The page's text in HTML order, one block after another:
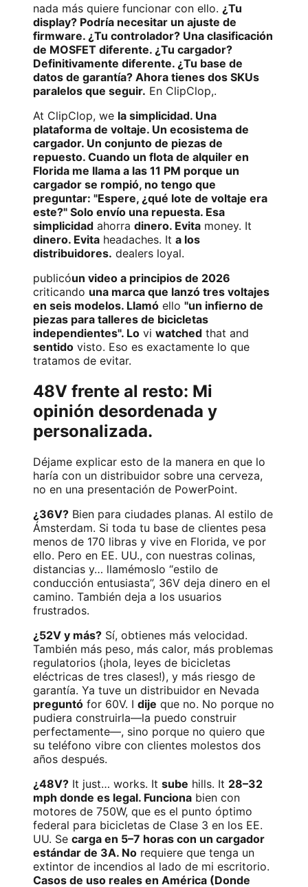
nada más quiere funcionar con ello. ¿Tu
display? Podría necesitar un ajuste de
firmware. ¿Tu controlador? Una clasificación
de MOSFET diferente. ¿Tu cargador?
Definitivamente diferente. ¿Tu base de
datos de garantía? Ahora tienes dos SKUs
paralelos que seguir. En ClipClop,.
At ClipClop, we la simplicidad. Una
plataforma de voltaje. Un ecosistema de
cargador. Un conjunto de piezas de
repuesto. Cuando un flota de alquiler en
Florida me llama a las 11 PM porque un
cargador se rompió, no tengo que
preguntar: "Espere, ¿qué lote de voltaje era
este?" Solo envío una repuesta. Esa
simplicidad ahorra dinero. Evita money. It
dinero. Evita headaches. It a los
distribuidores. dealers loyal.
publicóun video a principios de 2026
criticando una marca que lanzó tres voltajes
en seis modelos. Llamó ello "un infierno de
piezas para talleres de bicicletas
independientes". Lo vi watched that and
sentido visto. Eso es exactamente lo que
tratamos de evitar.
48V frente al resto: Mi
opinión desordenada y
personalizada.
Déjame explicar esto de la manera en que lo
haría con un distribuidor sobre una cerveza,
no en una presentación de PowerPoint.
¿36V? Bien para ciudades planas. Al estilo de
Ámsterdam. Si toda tu base de clientes pesa
menos de 170 libras y vive en Florida, ve por
ello. Pero en EE. UU., con nuestras colinas,
distancias y… llamémoslo “estilo de
conducción entusiasta”, 36V deja dinero en el
camino. También deja a los usuarios
frustrados.
¿52V y más? Sí, obtienes más velocidad.
También más peso, más calor, más problemas
regulatorios (¡hola, leyes de bicicletas
eléctricas de tres clases!), y más riesgo de
garantía. Ya tuve un distribuidor en Nevada
preguntó for 60V. I dije que no. No porque no
pudiera construirla—la puedo construir
perfectamente—, sino porque no quiero que
su teléfono vibre con clientes molestos dos
años después.
¿48V? It just… works. It sube hills. It 28–32
mph donde es legal. Funciona bien con
motores de 750W, que es el punto óptimo
federal para bicicletas de Clase 3 en los EE.
UU. Se carga en 5–7 horas con un cargador
estándar de 3A. No requiere que tenga un
extintor de incendios al lado de mi escritorio.
Casos de uso reales en América (Donde